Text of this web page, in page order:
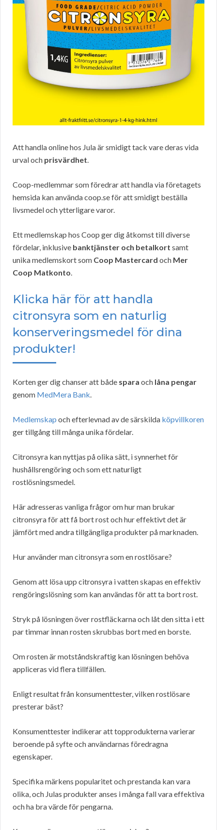
Att handla online hos Jula är smidigt tack vare deras vida
urval och prisvärdhet
Coop-medlemmar som föredrar att handla via företagets
hemsida kan använda coop.se för att smidigt beställa
livsmedel och ytterligare varor.
Ett medlemskap hos Coop ger dig åtkomst till diverse
fördelar, inklusive banktjänster och betalkort samt
unika medlemskort som Coop Mastercard och Mer
Coop Matkonto
Klicka här för att handla
citronsyra som en naturlig
konserveringsmedel för dina
produkter!
Korten ger dig chanser att både spara och låna pengar
genom MedMera Bank
Medlemskap och efterlevnad av de särskilda köpvillkoren
ger tillgång till många unika fördelar.
Citronsyra kan nyttjas på olika sätt, i synnerhet för
hushållsrengöring och som ett naturligt
rostlösningsmedel.
Här adresseras vanliga frågor om hur man brukar
citronsyra för att få bort rost och hur effektivt det är
jämfört med andra tillgängliga produkter på marknaden.
Hur använder man citronsyra som en rostlösare?
Genom att lösa upp citronsyra i vatten skapas en effektiv
rengöringslösning som kan användas för att ta bort rost.
Stryk på lösningen över rostfläckarna och låt den sitta i ett
par timmar innan rosten skrubbas bort med en borste.
Om rosten är motståndskraftig kan lösningen behöva
appliceras vid flera tillfällen.
Enligt resultat från konsumenttester, vilken rostlösare
presterar bäst?
Konsumenttester indikerar att topprodukterna varierar
beroende på syfte och användarnas föredragna
egenskaper.
Specifika märkens popularitet och prestanda kan vara
olika, och Julas produkter anses i många fall vara effektiva
och ha bra värde för pengarna.